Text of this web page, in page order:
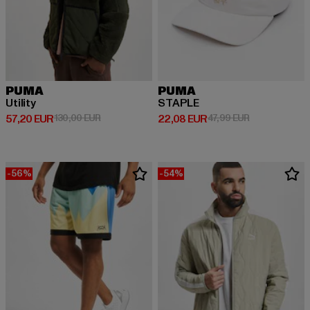
PUMA
Utility
57,20 EUR
Ajankohtainen hinta: 57,20 EUR
130,00 EURKampanjahinta: 130,00 EUR
PUMA
STAPLE
22,08 EUR
Ajankohtainen hinta: 22,08 EUR
47,99 EUR
-56% -54%